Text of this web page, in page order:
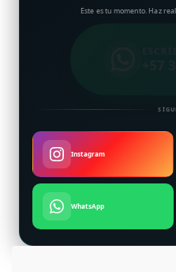
Este es tu momento. Haz
Instagram
WhatsApp